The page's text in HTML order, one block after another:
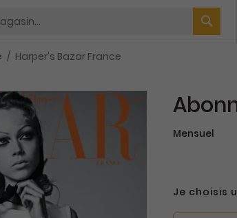
Harper's Bazar France
Mensuel
Je choisis